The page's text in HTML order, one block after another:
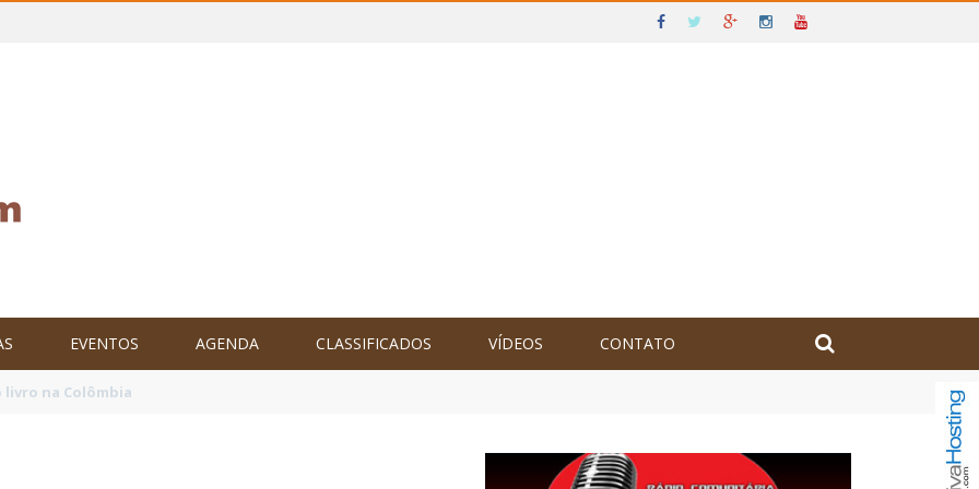
EVENTOS AGENDA CLASSIFICADOS VÍDEOS CONTATO
o Brasil no XXIV Parlamento Internacional de Escritores, na Colômbia